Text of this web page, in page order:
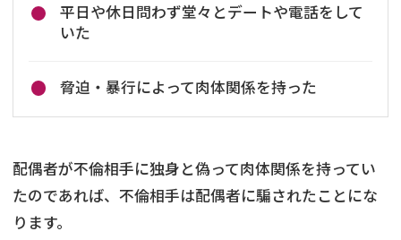
平日や休日問わず堂々とデートや電話をして
いた
脅迫・暴行によって肉体関係を持った
配偶者が不倫相手に独身と偽って肉体関係を持ってい
たのであれば、不倫相手は配偶者に騙されたことにな
ります。